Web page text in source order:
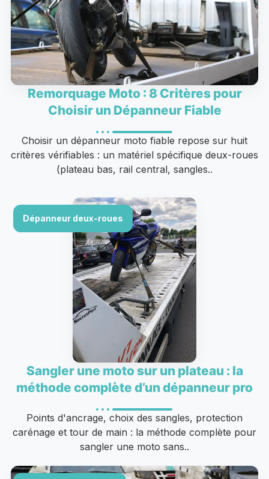
Remorquage Moto : 8 Critères pour
Choisir un Dépanneur Fiable
Choisir un dépanneur moto fiable repose sur huit
critères vérifiables : un matériel spécifique deux-roues
(plateau bas, rail central, sangles..
Dépanneur deux-roues
Sangler une moto sur un plateau : la
méthode complète d’un dépanneur pro
Points d'ancrage, choix des sangles, protection
carénage et tour de main : la méthode complète pour
sangler une moto sans..